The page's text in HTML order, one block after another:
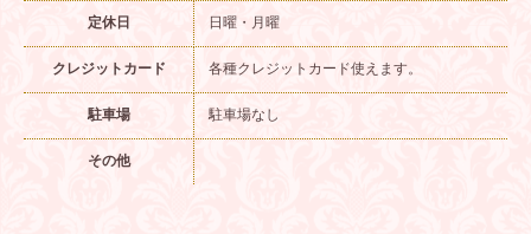
定休日 日曜・月曜
クレジットカード 各種クレジットカード使えます。
駐車場 駐車場なし
その他